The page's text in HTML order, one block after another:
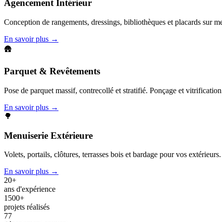
Agencement Intérieur
Conception de rangements, dressings, bibliothèques et placards sur
En savoir plus →
🛖
Parquet & Revêtements
Pose de parquet massif, contrecollé et stratifié. Ponçage et
En savoir plus →
🌳
Menuiserie Extérieure
Volets, portails, clôtures, terrasses bois et bardage pour vos extérieurs.
En savoir plus →
20+
ans d'expérience
1500+
projets réalisés
77